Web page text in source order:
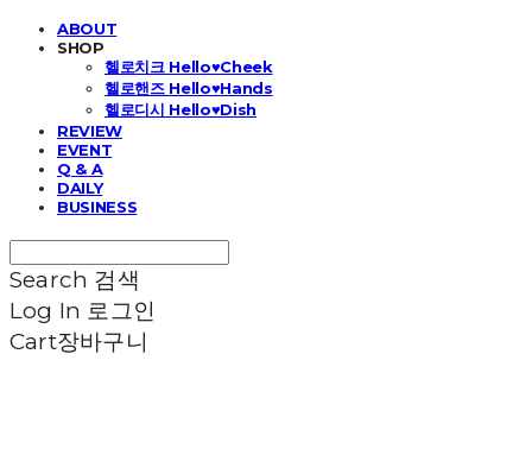
ABOUT
SHOP
헬로치크 Hello♥Cheek
헬로핸즈 Hello♥Hands
헬로디시 Hello♥Dish
REVIEW
EVENT
Q & A
DAILY
BUSINESS
Search 검색
Log In 로그인
Cart장바구니